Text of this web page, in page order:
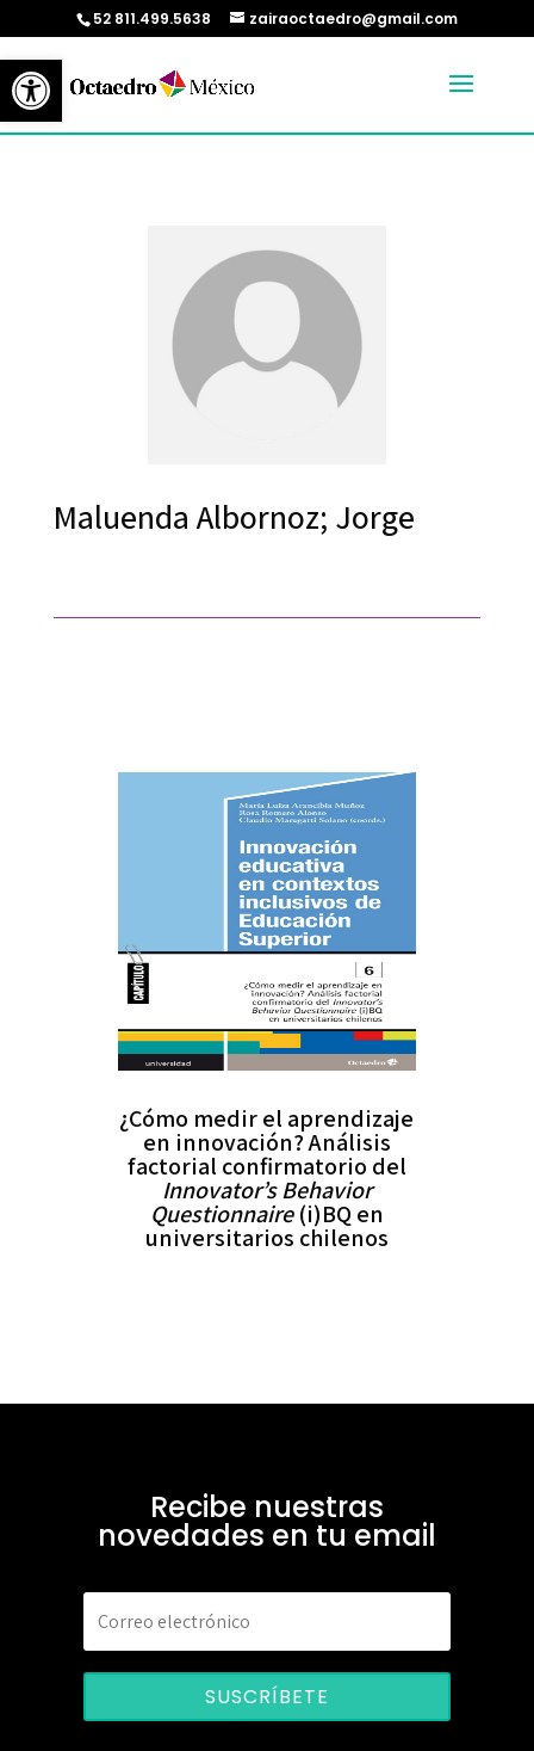
Abrir barra de herramientas
52 811.499.5638 zairaoctaedro@gmail.com
Maluenda Albornoz; Jorge
¿Cómo medir el aprendizaje
en innovación? Análisis
factorial confirmatorio del
Innovator’s Behavior
Questionnaire(i)BQ en
universitarios chilenos
Recibe nuestras
novedades en tu email
SUSCRÍBETE